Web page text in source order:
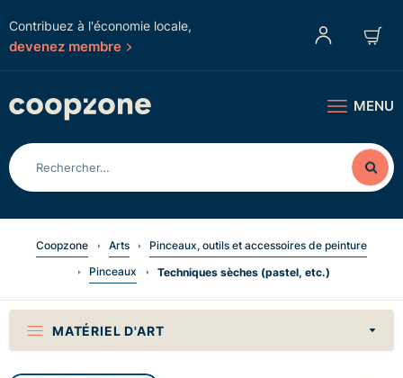
Contribuez à l'économie locale,
devenez membre
MENU
Coopzone Arts
Pinceaux, outils et accessoires de peinture
Pinceaux
Techniques sèches (pastel, etc.)
MATÉRIEL D'ART